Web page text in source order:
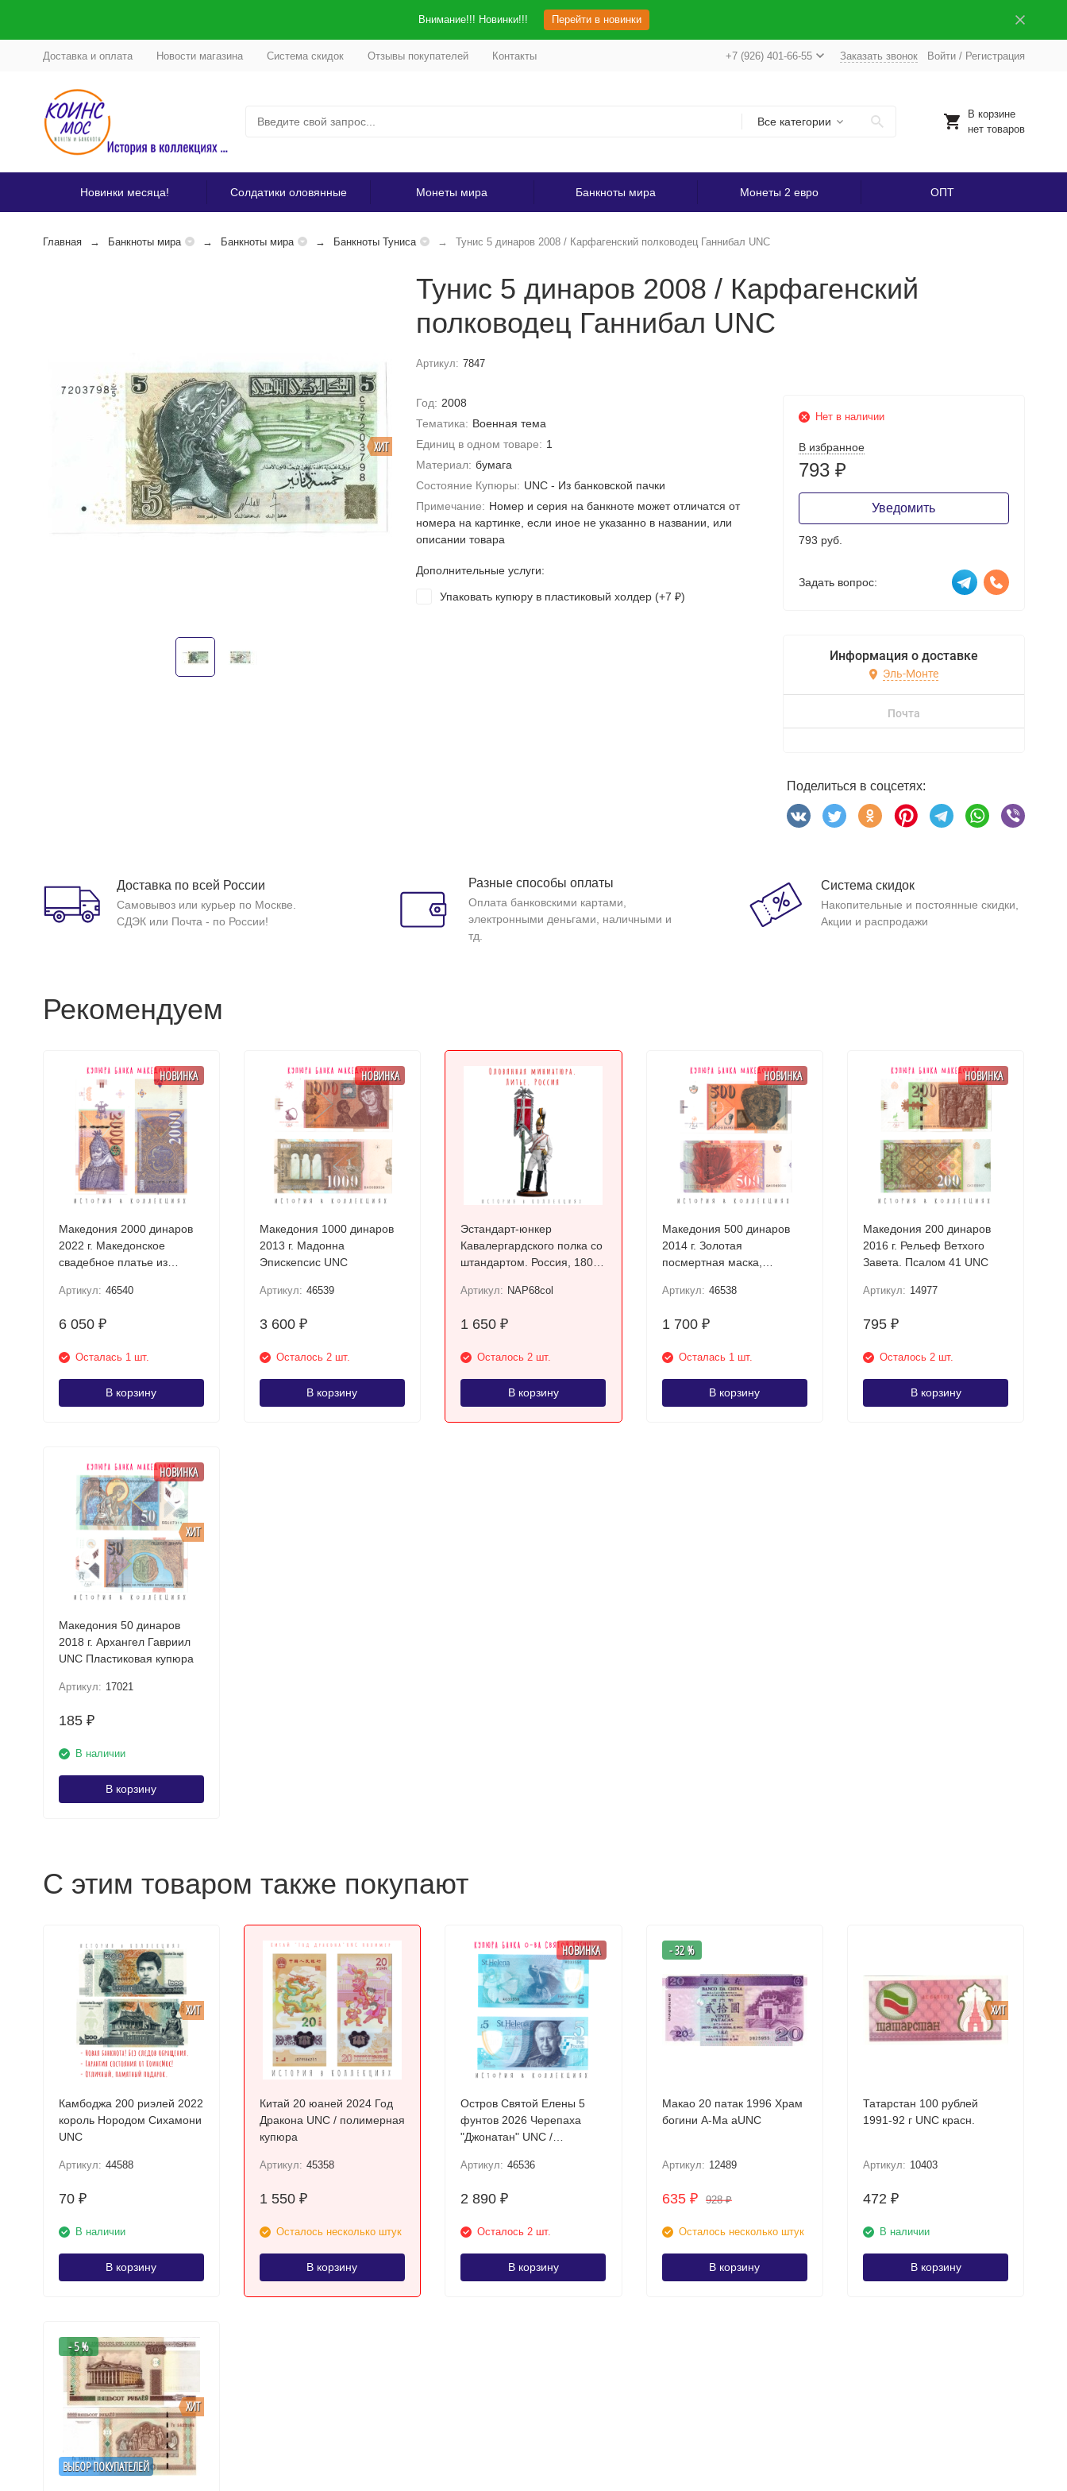
Внимание!!! Новинки!!! Перейти в новинки
Доставка и оплата Новости магазина Система скидок Отзывы покупателей Контакты +7 (926) 401-66-55 Заказать звонок Войти/ Регистрация
Все категории
В корзине
нет товаров
Новинки месяца! Солдатики оловянные Монеты мира Банкноты мира Монеты 2 евро ОПТ
Главная Банкноты мира Банкноты мира Банкноты Туниса Тунис 5 динаров 2008 / Карфагенский полководец Ганнибал UNC
ХИТ
Тунис 5 динаров 2008 / Карфагенский
полководец Ганнибал UNC
Артикул: 7847
Год: 2008
Тематика: Военная тема
Единиц в одном товаре: 1
Материал: бумага
Состояние Купюры: UNC - Из банковской пачки
Примечание: Номер и серия на банкноте может отличатся от
номера на картинке, если иное не указанно в названии, или
описании товара
Дополнительные услуги:
Упаковать купюру в пластиковый холдер (+7 ₽)
Нет в наличии
В избранное
793 ₽
Уведомить
793 руб.
Задать вопрос:
Информация о доставке
Эль-Монте
Почта
Поделиться в соцсетях:
Доставка по всей России
Самовывоз или курьер по Москве.
СДЭК или Почта - по России!
Разные способы оплаты
Оплата банковскими картами,
электронными деньгами, наличными и
тд.
Система скидок
Накопительные и постоянные скидки,
Акции и распродажи
Рекомендуем
НОВИНКА
Македония 2000 динаров
2022 г. Македонское
свадебное платье из
Артикул: 46540
6 050 ₽
Осталась 1 шт.
В корзину
НОВИНКА
Македония 1000 динаров
2013 г. Мадонна
Эпискепсис UNC
Артикул: 46539
3 600 ₽
Осталось 2 шт.
В корзину
Эстандарт-юнкер
Кавалергардского полка со
штандартом. Россия, 1805-
солдатик
Артикул: NAP68col
1 650₽
Осталось 2 шт.
В корзину
НОВИНКА
Македония 500 динаров
2014 г. Золотая
посмертная маска,
Артикул: 46538
1 700 ₽
Осталась 1 шт.
В корзину
НОВИНКА
Македония 200 динаров
2016 г. Рельеф Ветхого
Завета. Псалом 41 UNC
Артикул: 14977
795₽
Осталось 2 шт.
В корзину
ХИТ
НОВИНКА
Македония 50 динаров
2018 г. Архангел Гавриил
UNC Пластиковая купюра
Артикул: 17021
185 ₽
В наличии
В корзину
С этим товаром также покупают
ХИТ
Камбоджа 200 риэлей 2022
король Нородом Сихамони
UNC
Артикул: 44588
70 ₽
В наличии
В корзину
Китай 20 юаней 2024 Год
Дракона UNC / полимерная
купюра
Артикул: 45358
1 550 ₽
Осталось несколько штук
В корзину
НОВИНКА
Остров Святой Елены 5
фунтов 2026 Черепаха
"Джонатан" UNC /
III)
Артикул: 46536
2 890₽
Осталось 2 шт.
В корзину
- 32 %
Макао 20 патак 1996 Храм
богини А-Ма аUNC
Артикул: 12489
635 ₽ 928₽
Осталось несколько штук
В корзину
ХИТ
Татарстан 100 рублей
1991-92 г UNC красн.
Артикул: 10403
472₽
В наличии
В корзину
ВЫБОР ПОКУПАТЕЛЕЙ
ХИТ
- 5 %